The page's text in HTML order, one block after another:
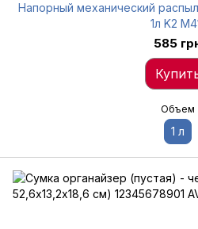
Напорный механический
1л K2
585
Объем
1 л